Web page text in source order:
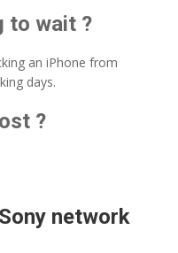
to wait ?
an iPhone from
days.
?
network